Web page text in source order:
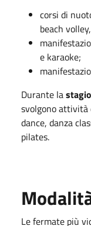
corsi di
beach
e karaoke;
Durante la
svolgono attività
dance, danza
pilates.
Le fermate più